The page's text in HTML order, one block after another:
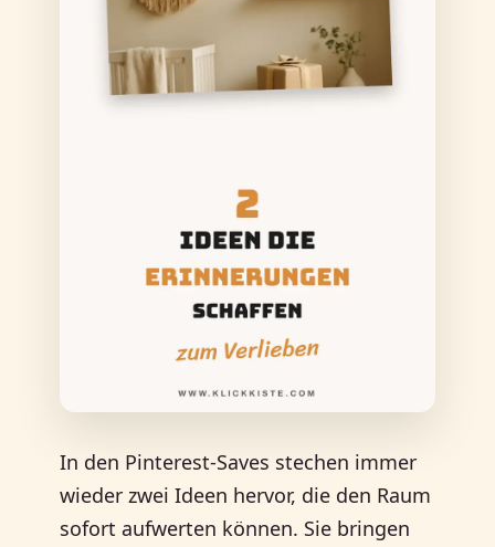
In den Pinterest-Saves stechen immer
wieder zwei Ideen hervor, die den Raum
sofort aufwerten können. Sie bringen